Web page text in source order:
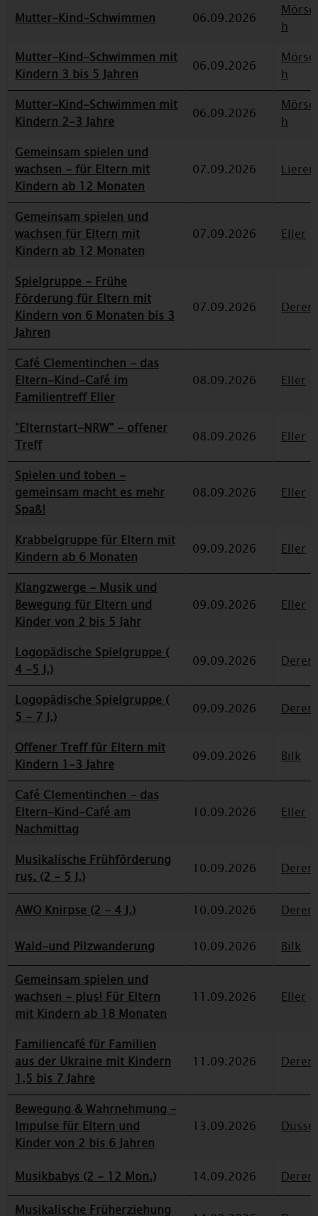
Mutter-Kind-Schwimmen 06.09.2026
h
Mutter-Kind-Schwimmen mit
Kindern 3 bis 5 Jahren
06.09.2026
h
Mutter-Kind-Schwimmen mit
Kindern 2-3 Jahre
06.09.2026
h
Gemeinsam spielen und
wachsen - für Eltern mit
Kindern ab 12 Monaten
07.09.2026
Gemeinsam spielen und
wachsen für Eltern mit
Kindern ab 12 Monaten
07.09.2026 Eller
Spielgruppe - Frühe
Förderung für Eltern mit
Kindern von 6 Monaten bis 3
Jahren
07.09.2026
Café Clementinchen - das
Eltern-Kind-Café im
Familientreff Eller
08.09.2026 Eller
"Elternstart-NRW" - offener
Treff
08.09.2026 Eller
Spielen und toben -
gemeinsam macht es mehr
Spaß!
08.09.2026 Eller
Krabbelgruppe für Eltern mit
Kindern ab 6 Monaten
09.09.2026 Eller
Klangzwerge - Musik und
Bewegung für Eltern und
Kinder von 2 bis 5 Jahr
09.09.2026 Eller
Logopädische Spielgruppe (
4 -5 J.)
09.09.2026
Logopädische Spielgruppe (
5 - 7 J.)
09.09.2026
Offener Treff für Eltern mit
Kindern 1-3 Jahre
09.09.2026 Bilk
Café Clementinchen - das
Eltern-Kind-Café am
Nachmittag
10.09.2026 Eller
Musikalische Frühförderung
rus. (2 - 5 J.)
10.09.2026
AWO Knirpse (2 - 4 J.) 10.09.2026
Wald-und Pilzwanderung 10.09.2026
Bilk
Gemeinsam spielen und
wachsen - plus! Für Eltern
mit Kindern ab 18 Monaten
11.09.2026 Eller
Familiencafé für Familien
aus der Ukraine mit Kindern
1,5 bis 7 Jahre
11.09.2026
Bewegung & Wahrnehmung –
Impulse für Eltern und
Kinder von 2 bis 6 Jahren
13.09.2026
Musikbabys (2 - 12 Mon.) 14.09.2026
Musikalische Früherziehung